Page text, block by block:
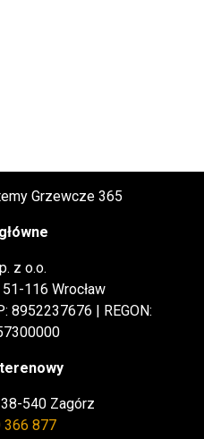
Grzewcze 365
z o.o.
116 Wrocław
8952237676 | REGON:
540 Zagórz
366 877